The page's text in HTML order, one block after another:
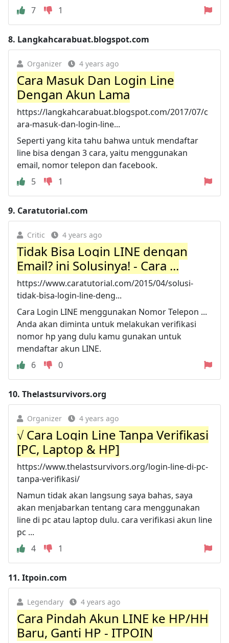
7
1
8. Langkahcarabuat.blogspot.com
Organizer 4 years ago
Cara Masuk Dan Login Line
Dengan Akun Lama
https://langkahcarabuat.blogspot.com/2017/07/c
ara-masuk-dan-login-line...
Seperti yang kita tahu bahwa untuk mendaftar
line bisa dengan 3 cara, yaitu menggunakan
email, nomor telepon dan facebook.
5
1
9. Caratutorial.com
Critic 4 years ago
Tidak Bisa Login LINE dengan
Email? ini Solusinya! - Cara ...
https://www.caratutorial.com/2015/04/solusi-
tidak-bisa-login-line-deng...
Cara Login LINE menggunakan Nomor Telepon ...
Anda akan diminta untuk melakukan verifikasi
nomor hp yang dulu kamu gunakan untuk
mendaftar akun LINE.
6
0
10. Thelastsurvivors.org
Organizer 4 years ago
√ Cara Login Line Tanpa Verifikasi
[PC, Laptop & HP]
https://www.thelastsurvivors.org/login-line-di-pc-
tanpa-verifikasi/
Namun tidak akan langsung saya bahas, saya
akan menjabarkan tentang cara menggunakan
line di pc atau laptop dulu. cara verifikasi akun line
pc ...
4
1
11. Itpoin.com
Legendary 4 years ago
Cara Pindah Akun LINE ke HP/HH
Baru, Ganti HP - ITPOIN